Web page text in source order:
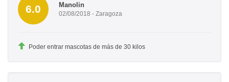
6.0 Manolin
02/08/2018 - Zaragoza
Poder entrar mascotas de más de 30 kilos